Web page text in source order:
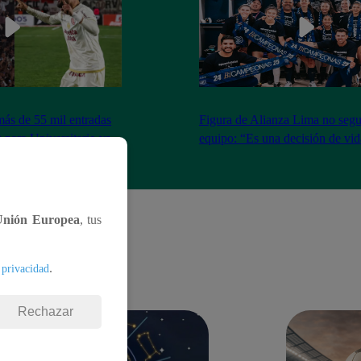
de 55 mil entradas
para Universitario vs
Figura de Alianza Lima no
equipo: “Es una decisión de
Europea, tus
.
Rechazar